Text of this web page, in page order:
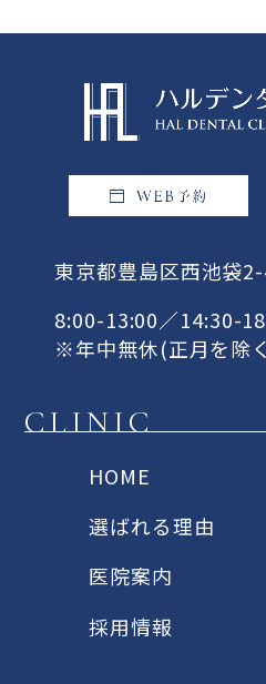
東京都豊島区西池袋
8:00-13:00／14:30-
※年中無休(正月を除
CLINIC
HOME
選ばれる理由
医院案内
採用情報